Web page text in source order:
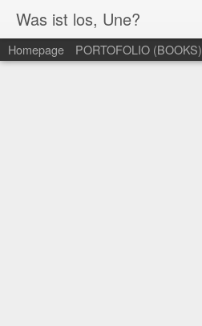
Was ist los, Une?
Homepage PORTOFOLIO (BOOKS)